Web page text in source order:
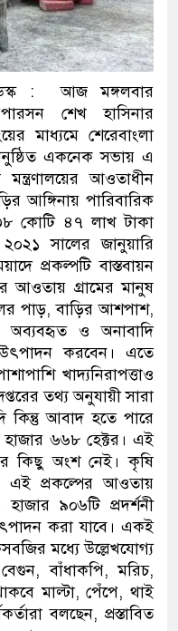
নেতৃত্ব ও গণতন্ত্রের মূর্তমান
যে ভাবে ডেভিড ইমনের কাছে
খান’
অবৈধ বিদেশি পিস্তল,
কিশোর গ্যাংয়ের চার শিশু
ডাকাতির প্রস্তুতিকালে
পুলিশ
: আজ মঙ্গলবার
শেখ হাসিনার
মাধ্যমে শেরেবাংলা
একনেক সভায় এ
আওতাধীন
আঙ্গিনায় পারিবারিক
কোটি ৪৭ লাখ টাকা
সালের জানুয়ারি
প্রকল্পটি বাস্তবায়ন
আওতায় গ্রামের মানুষ
পাড়, বাড়ির আশপাশ,
অব্যবহৃত ও অনাবাদি
করবেন। এতে
খাদ্যনিরাপত্তাও
তথ্য অনুযায়ী সারা
কিন্তু আবাদ হতে পারে
৬৬৮ হেক্টর। এই
কিছু অংশ নেই। কৃষি
এই প্রকল্পের আওতায়
৯০৬টি প্রদর্শনী
করা যাবে। একই
মধ্যে উল্লেখযোগ্য
বাঁধাকপি, মরিচ,
মাল্টা, পেঁপে, থাই
বলছেন, প্রস্তাবিত